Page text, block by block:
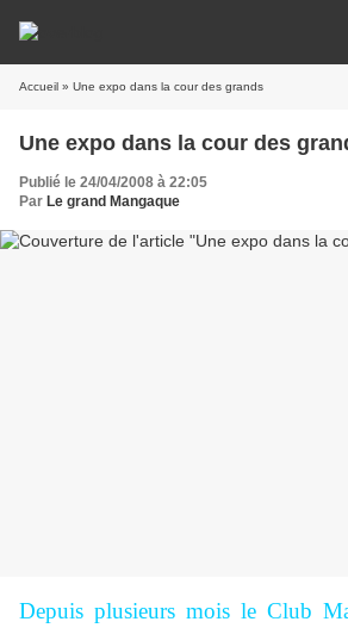
Accueil » Une expo dans la cour des grands
Une expo dans la cour des
Publié le 24/04/2008 à 22:05
Par Le grand Mangaque
Depuis plusieurs mois le Club